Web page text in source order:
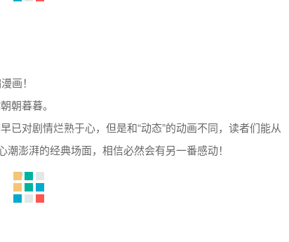
画！
朝暮暮。
已对剧情烂熟于心，但是和“动态”的动画不同，读者们能从
澎湃的经典场面，相信必然会有另一番感动！